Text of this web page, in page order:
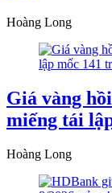
Hoàng Long
Giá vàng
miếng tái
Hoàng Long